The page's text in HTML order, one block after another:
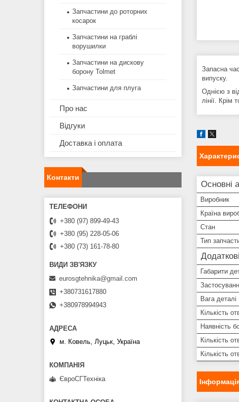
Запасна
випуску.
Однією з
лінії. Крім
Основні
Виробник
Країна
Стан
Тип
Габарити
Вага деталі
Кількість
Наявність
Кількість
Кількість
Запчастини до роторних
косарок
Запчастини на граблі
ворушилки
Запчастини на дискову
борону Tolmet
Запчастини для плуга
Про нас
Відгуки
Доставка і оплата
Контакти
+380 (97) 899-49-43
+380 (95) 228-05-06
+380 (73) 161-78-80
eurosgtehnika@gmail.com
+380731617880
+380978994943
м. Ковель, Луцьк, Україна
ЄвроСГТехніка